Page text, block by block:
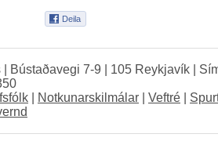
Bústaðavegi 7-9 | 105 Reykjavík |
Notkunarskilmálar Veftré